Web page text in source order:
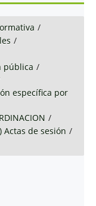
/
/
pública /
específica por
/
Actas de sesión /